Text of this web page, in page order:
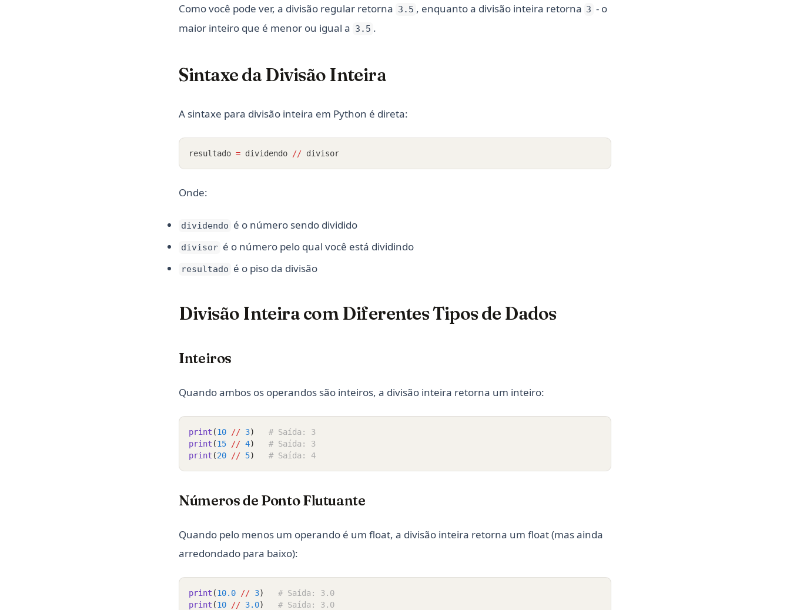
Como você pode ver, a divisão regular retorna 3.5 , enquanto a divisão inteira retorna 3 - o
maior inteiro que é menor ou igual a 3.5 .
Sintaxe da Divisão Inteira
A sintaxe para divisão inteira em Python é direta:
resultado = dividendo // divisor
Onde:
dividendo é o número sendo dividido
divisor é o número pelo qual você está dividindo
resultado é o piso da divisão
Divisão Inteira com Diferentes Tipos de Dados
Inteiros
Quando ambos os operandos são inteiros, a divisão inteira retorna um inteiro:
print (10 // 3)
# Saída: 3
print (15 // 4)
# Saída: 3
print (20 // 5) # Saída: 4
Números de Ponto Flutuante
Quando pelo menos um operando é um float, a divisão inteira retorna um float (mas ainda
arredondado para baixo):
print (10.0 // 3)
# Saída: 3.0
print (10 // 3.0)
# Saída: 3.0